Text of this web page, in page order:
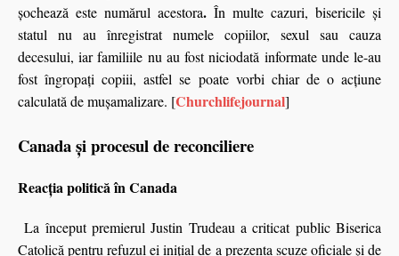
şochează este numărul acestora. În multe cazuri, bisericile și
statul nu au înregistrat numele copiilor, sexul sau cauza
decesului, iar familiile nu au fost niciodată informate unde le-au
fost îngropați copiii, astfel se poate vorbi chiar de o acţiune
calculată de muşamalizare. [Churchlifejournal]
Canada și procesul de reconciliere
Reacția politică în Canada
La început premierul Justin Trudeau a criticat public Biserica
Catolică pentru refuzul ei inițial de a prezenta scuze oficiale și de